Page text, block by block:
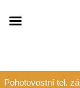
Pohotovostní tel.